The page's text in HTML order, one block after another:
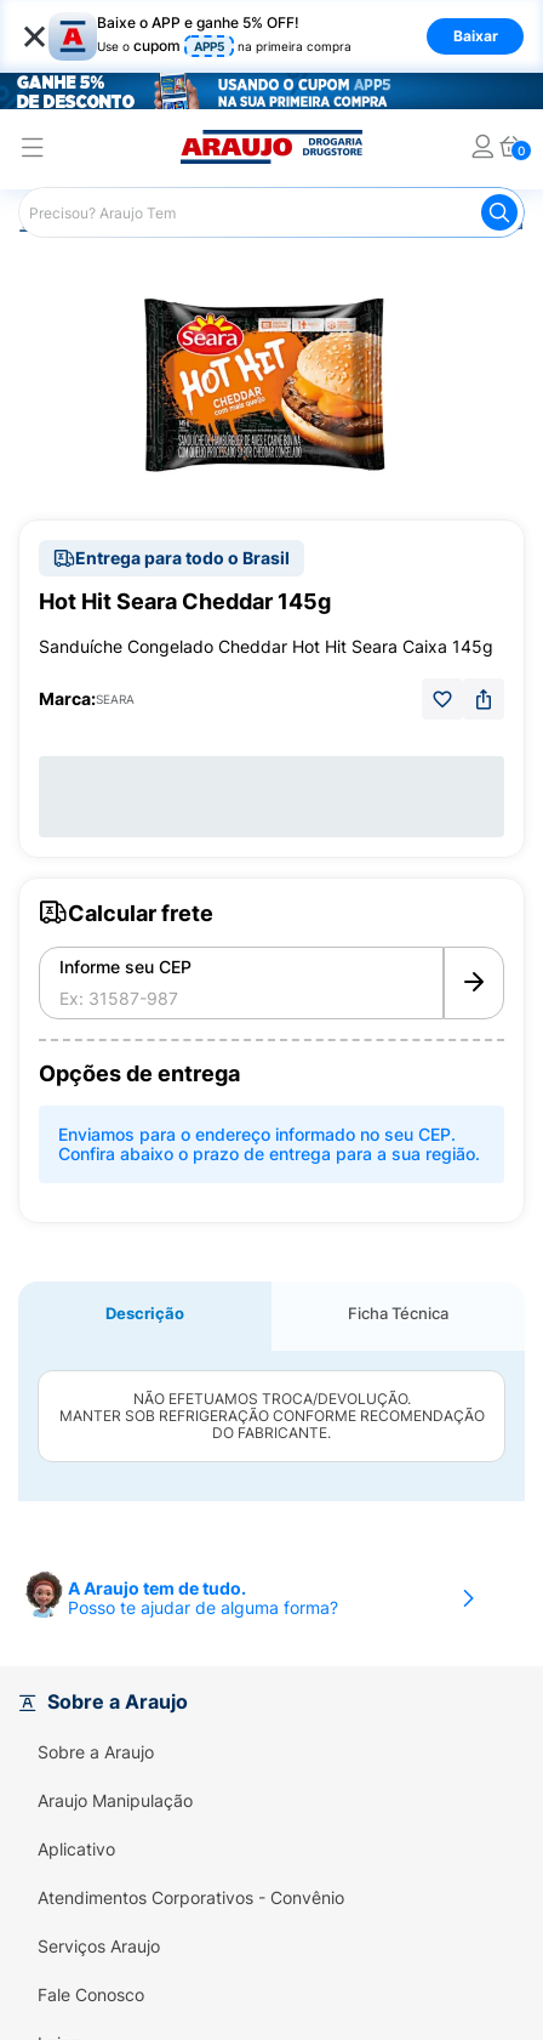
× Baixe o APP e ganhe 5% OFF!
Use o cupom APP5 na primeira compra
Baixar
0
Araujo Mercado Alimentos Congelados e de Geladeira
Entrega para todo o Brasil
Hot Hit Seara Cheddar 145g
Sanduíche Congelado Cheddar Hot Hit Seara Caixa 145g
Marca:SEARA
Calcular frete
Informe seu CEP
Opções de entrega
Enviamos para o endereço informado no seu CEP.
Confira abaixo o prazo de entrega para a sua região.
Descrição Ficha Técnica
NÃO EFETUAMOS TROCA/DEVOLUÇÃO.
MANTER SOB REFRIGERAÇÃO CONFORME RECOMENDAÇÃO
DO FABRICANTE.
A Araujo tem de tudo.
Posso te ajudar de alguma forma?
Sobre a Araujo
Sobre a Araujo
Araujo Manipulação
Aplicativo
Atendimentos Corporativos - Convênio
Serviços Araujo
Fale Conosco